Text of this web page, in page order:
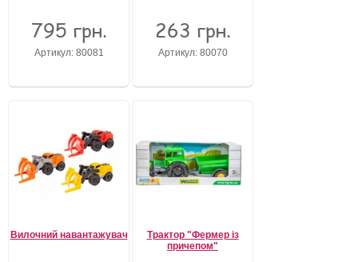
795 грн.
Артикул: 80081
263 грн.
Артикул: 80070
Вилочний навантажувач
Трактор "Фермер із
причепом"